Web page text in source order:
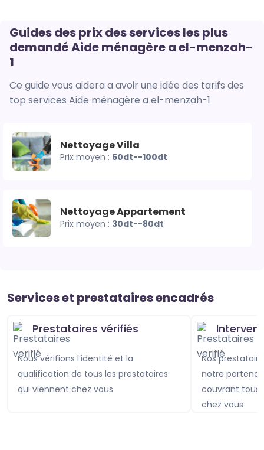
Guides des prix des services les plus
demandé Aide ménagère a el-menzah-
1
Ce guide vous aidera a avoir une idée des tarifs des
top services Aide ménagère a el-menzah-1
Nettoyage Villa
Prix moyen : 50dt--100dt
Nettoyage Appartement
Prix moyen : 30dt--80dt
Services et prestataires encadrés
Prestataires vérifiés
Nous vérifions l’identité et la
qualification de tous les prestataires
qui viennent chez vous
Nos prestataires sont assurés avec
notre
couvrant tous
chez vous